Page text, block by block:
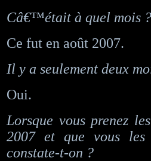
Câ€™était à quel mois ?
Ce fut en août 2007.
Il y a seulement deux
Oui.
Lorsque vous prenez
2007 et que vous les
constate-t-on ?